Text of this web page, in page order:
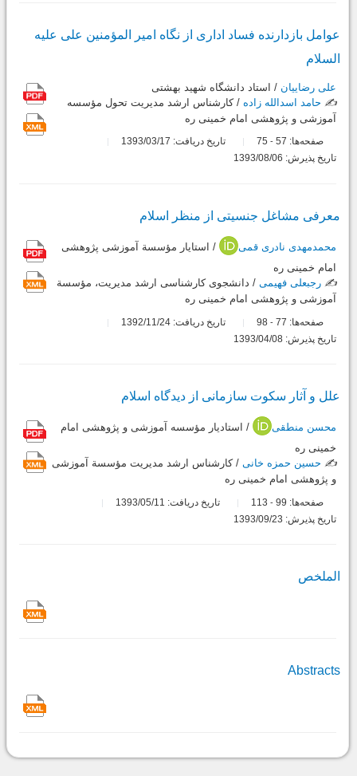
عوامل بازدارنده فساد اداری از نگاه امیر المؤمنین علی علیه
السلام
علی رضاییان / استاد دانشگاه شهید بهشتی
✍️ حامد اسدالله زاده / کارشناس ارشد مدیریت تحول مؤسسه
آموزشی و پژوهشی امام خمینی ره
صفحه‌ها: 57
-
تاریخ دریافت: 1393/03/17
تاریخ پذیرش: 1393/08/06
معرفی مشاغل جنسیتی از منظر اسلام
محمدمهدی نادری قمی
/ استایار مؤسسة آموزشی پژوهشی
امام خمینی ره
✍️ رجبعلی فهیمی / دانشجوی کارشناسی ارشد مدیریت، مؤسسة
آموزشی و پژوهشی امام خمینی ره
صفحه‌ها: 77
-
تاریخ دریافت: 1392/11/24
تاریخ پذیرش: 1393/04/08
علل و آثار سکوت سازمانی از دیدگاه اسلام
محسن منطقی
/ استادیار مؤسسه آموزشی و پژوهشی امام
خمینی ره
✍️ حسین حمزه خانی / کارشناس ارشد مدیریت مؤسسة آموزشی
و پژوهشی امام خمینی ره
صفحه‌ها: 99
-
تاریخ دریافت: 1393/05/11
تاریخ پذیرش: 1393/09/23
الملخص
Abstracts